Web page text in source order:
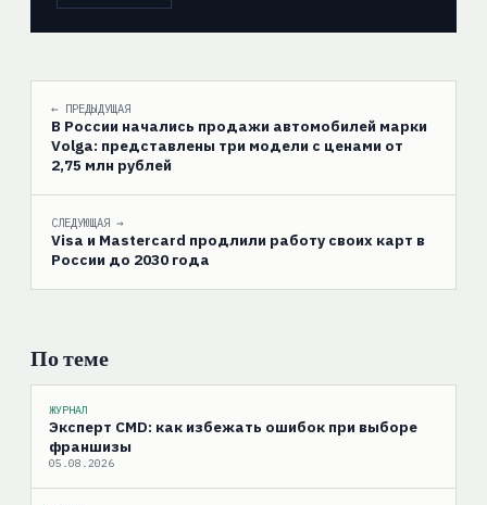
← ПРЕДЫДУЩАЯ
В России начались продажи автомобилей марки
Volga: представлены три модели с ценами от
2,75 млн рублей
СЛЕДУЮЩАЯ →
Visa и Mastercard продлили работу своих карт в
России до 2030 года
По теме
ЖУРНАЛ
Эксперт CMD: как избежать ошибок при выборе
франшизы
05.08.2026